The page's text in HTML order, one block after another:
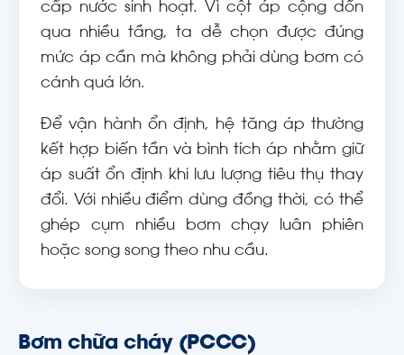
cấp nước sinh hoạt. Vì cột áp cộng dồn
qua nhiều tầng, ta dễ chọn được đúng
mức áp cần mà không phải dùng bơm có
cánh quá lớn.
Để vận hành ổn định, hệ tăng áp thường
kết hợp biến tần và bình tích áp nhằm giữ
áp suất ổn định khi lưu lượng tiêu thụ thay
đổi. Với nhiều điểm dùng đồng thời, có thể
ghép cụm nhiều bơm chạy luân phiên
hoặc song song theo nhu cầu.
Bơm chữa cháy (PCCC)